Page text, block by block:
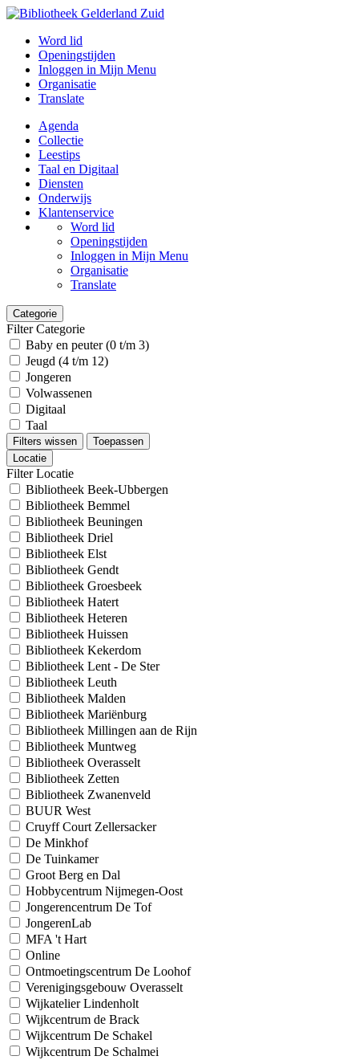
Word lid
Openingstijden
Inloggen in Mijn Menu
Organisatie
Translate
Agenda
Collectie
Leestips
Taal en Digitaal
Diensten
Onderwijs
Klantenservice
Word lid
Openingstijden
Inloggen in Mijn Menu
Organisatie
Translate
Categorie
Filter Categorie
Baby en peuter (0 t/m 3)
Jeugd (4 t/m 12)
Jongeren
Volwassenen
Digitaal
Taal
Filters wissen
Toepassen
Locatie
Filter Locatie
Bibliotheek Beek-Ubbergen
Bibliotheek Bemmel
Bibliotheek Beuningen
Bibliotheek Driel
Bibliotheek Elst
Bibliotheek Gendt
Bibliotheek Groesbeek
Bibliotheek Hatert
Bibliotheek Heteren
Bibliotheek Huissen
Bibliotheek Kekerdom
Bibliotheek Lent - De Ster
Bibliotheek Leuth
Bibliotheek Malden
Bibliotheek Mariënburg
Bibliotheek Millingen aan de Rijn
Bibliotheek Muntweg
Bibliotheek Overasselt
Bibliotheek Zetten
Bibliotheek Zwanenveld
BUUR West
Cruyff Court Zellersacker
De Minkhof
De Tuinkamer
Groot Berg en Dal
Hobbycentrum Nijmegen-Oost
Jongerencentrum De Tof
JongerenLab
MFA 't Hart
Online
Ontmoetingscentrum De Loohof
Verenigingsgebouw Overasselt
Wijkatelier Lindenholt
Wijkcentrum de Brack
Wijkcentrum De Schakel
Wijkcentrum De Schalmei